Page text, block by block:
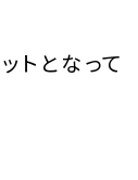
トとなって